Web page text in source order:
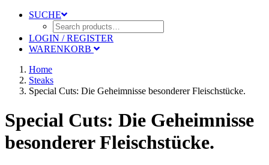
SUCHE
LOGIN / REGISTER
WARENKORB
Home
Steaks
Special Cuts: Die Geheimnisse besonderer Fleischstücke.
Special Cuts: Die Geheimnisse
besonderer Fleischstücke.